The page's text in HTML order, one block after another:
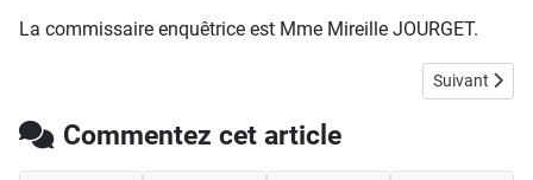
La commissaire enquêtrice est Mme Mireille JOURGET.
Article
Suivant
Commentez cet article